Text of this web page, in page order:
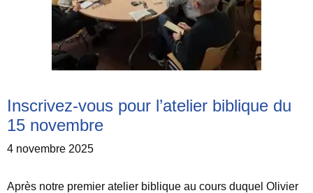
Inscrivez-vous pour l’atelier biblique du
15 novembre
4 novembre 2025
Après notre premier atelier biblique au cours duquel Olivier